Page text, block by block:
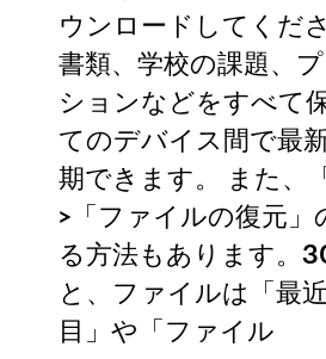
ウンロードしてくだ
書類、学校の課題、
ションなどをすべて
てのデバイス間で最
期できます。 また、
>「ファイルの復元」
る方法もあります。
と、ファイルは「最
目」や「ファイル